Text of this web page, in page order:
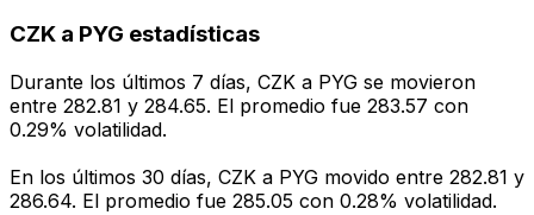
CZK a PYG estadísticas
Durante los últimos 7 días, CZK a PYG se movieron
entre 282.81 y 284.65. El promedio fue 283.57 con
0.29% volatilidad.
En los últimos 30 días, CZK a PYG movido entre 282.81 y
286.64. El promedio fue 285.05 con 0.28% volatilidad.